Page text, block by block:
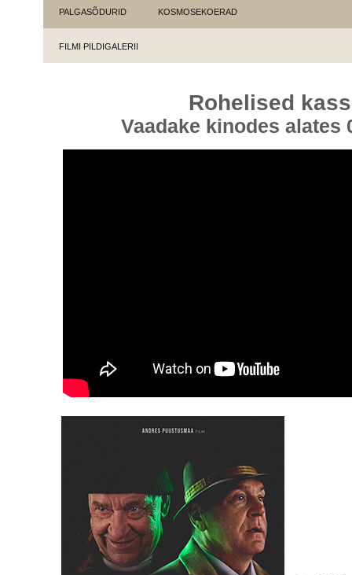
PALGASÕDURID KOSMOSEKOERAD
FILMI PILDIGALERII
Rohelised
Vaadake kinodes alates